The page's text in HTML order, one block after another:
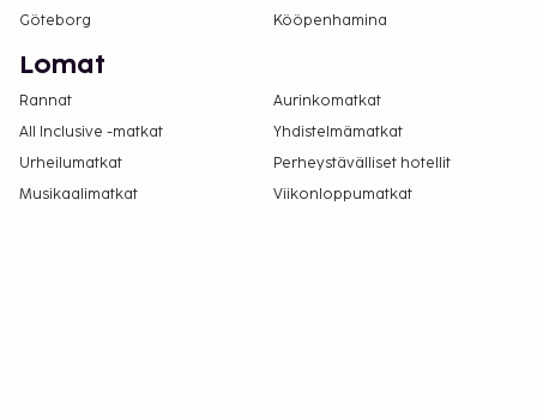
Göteborg
Kööpenhamina
Lomat
Rannat
Aurinkomatkat
All Inclusive -matkat
Yhdistelmämatkat
Urheilumatkat
Perheystävälliset hotellit
Musikaalimatkat
Viikonloppumatkat